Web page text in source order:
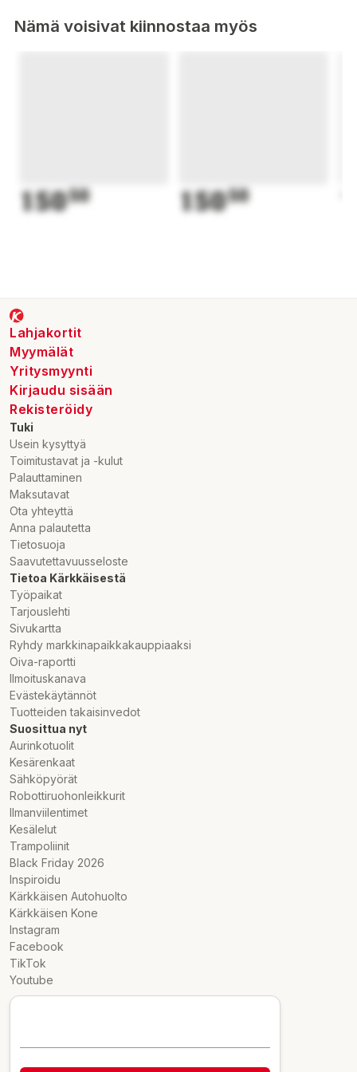
Nämä voisivat kiinnostaa myös
15050 15050
Lahjakortit
Myymälät
Yritysmyynti
Kirjaudu sisään
Rekisteröidy
Tuki
Usein kysyttyä
Toimitustavat ja -kulut
Palauttaminen
Maksutavat
Ota yhteyttä
Anna palautetta
Tietosuoja
Saavutettavuusseloste
Tietoa Kärkkäisestä
Työpaikat
Tarjouslehti
Sivukartta
Ryhdy markkinapaikkakauppiaaksi
Oiva-raportti
Ilmoituskanava
Evästekäytännöt
Tuotteiden takaisinvedot
Suosittua nyt
Aurinkotuolit
Kesärenkaat
Sähköpyörät
Robottiruohonleikkurit
Ilmanviilentimet
Kesälelut
Trampoliinit
Black Friday 2026
Inspiroidu
Kärkkäisen Autohuolto
Kärkkäisen Kone
Instagram
Facebook
TikTok
Youtube